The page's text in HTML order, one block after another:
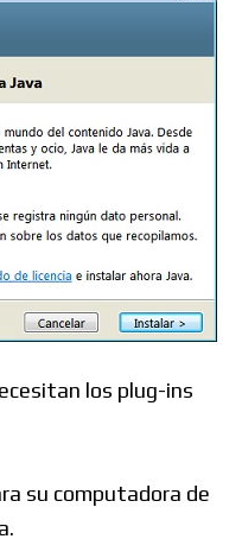
los plug-ins
su computadora de